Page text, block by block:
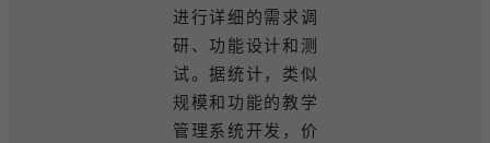
进行详细的需求调
研、功能设计和测
试。据统计，类似
规模和功能的教学
管理系统开发，价